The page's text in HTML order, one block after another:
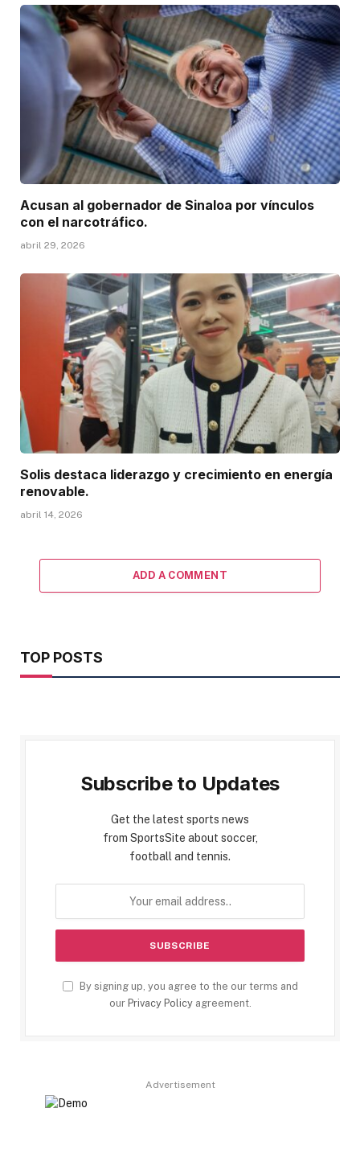
Acusan al gobernador de Sinaloa por vínculos
con el narcotráfico.
abril 29, 2026
Solis destaca liderazgo y crecimiento en energía
renovable.
abril 14, 2026
ADD A COMMENT
TOP POSTS
Subscribe to Updates
Get the latest sports news
from SportsSite about soccer,
football and tennis.
By signing up, you agree to the our terms and
our Privacy Policyagreement.
Advertisement